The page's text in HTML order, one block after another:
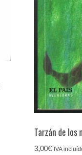
Tarzán de los
3,00€ IVA